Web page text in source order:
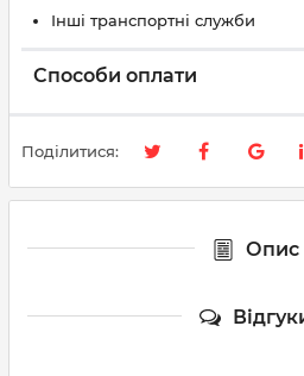
Інші транспортні служби
Способи оплати
Поділитися:
Опис